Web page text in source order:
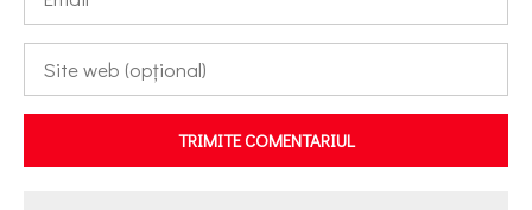
TRIMITE COMENTARIUL